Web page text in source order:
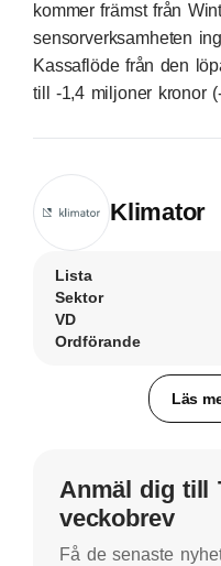
kommer främst från
sensorverksamheten
Kassaflöde från den
till -1,4 miljoner kronor
Klimator
Lista
Sektor
VD
Ordförande
Läs
Anmäl dig till
veckobrev
Få de senaste